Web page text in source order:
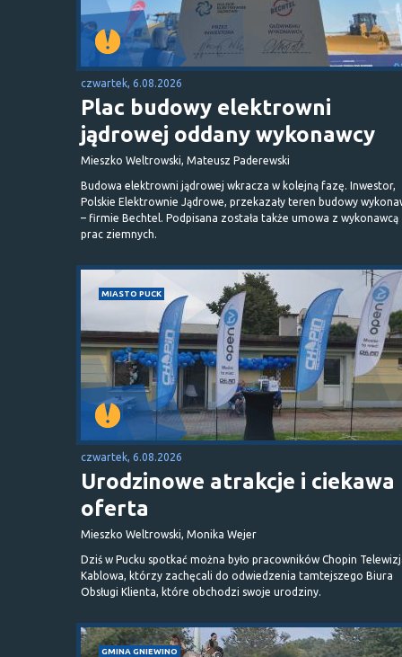
czwartek, 6.08.2026
Plac budowy elektrowni
jądrowej oddany wykonawcy
Mieszko Weltrowski, Mateusz Paderewski
Budowa elektrowni jądrowej wkracza w kolejną fazę. Inwestor,
Polskie Elektrownie Jądrowe, przekazały teren budowy
– firmie Bechtel. Podpisana została także umowa z wykonawcą
prac ziemnych.
MIASTO PUCK
czwartek, 6.08.2026
Urodzinowe atrakcje i ciekawa
oferta
Mieszko Weltrowski, Monika Wejer
Dziś w Pucku spotkać można było pracowników Chopin
Kablowa, którzy zachęcali do odwiedzenia tamtejszego Biura
Obsługi Klienta, które obchodzi swoje urodziny.
GMINA GNIEWINO